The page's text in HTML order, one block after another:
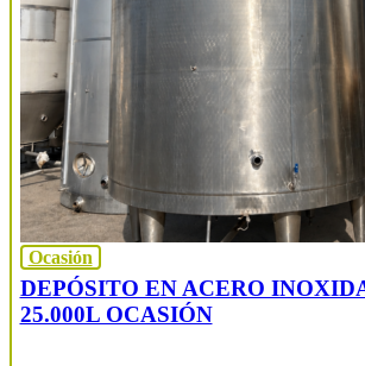
Ocasión
DEPÓSITO EN ACERO
25.000L OCASIÓN